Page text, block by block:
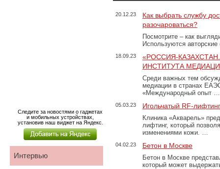
20.12.23
Как выбрать службу
разочароваться?
Посмотрите – как
Используются
18.09.23
«РОССИЯ-
ИНСТИТУТА
Среди важных тем
медиации в странах
«Международный опыт …
05.03.23 Игольчатый RF-
Клиника «Акварель»
лифтинг, который
изменениями кожи. …
04.02.23 Бетон в Москве
Бетон в Москве
который может
Следите за новостями о гаджетах
и мобильных устройствах,
установив наш виджет на Яндекс.
Интервью